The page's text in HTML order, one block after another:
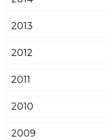
2013
2012
2011
2010
2009